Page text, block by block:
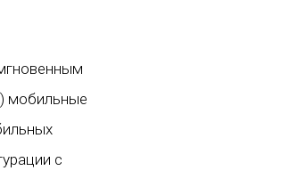
мобильные
с